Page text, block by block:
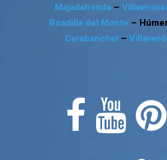
Majadahonda –
Boadilla del Monte –
Carabanchel –